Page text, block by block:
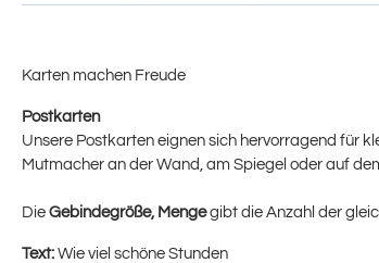
Karten machen Freude
Postkarten
Unsere Postkarten eignen sich hervorragend für
Mutmacher an der Wand, am Spiegel oder auf
Die Gebindegröße, Mengegibt die Anzahl der
Text: Wie viel schöne Stunden